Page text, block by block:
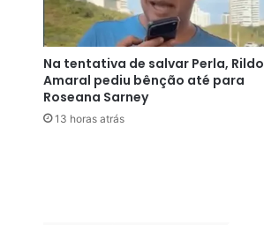
Na tentativa de salvar Perla, Rildo
Amaral pediu bênção até para
Roseana Sarney
13 horas atrás